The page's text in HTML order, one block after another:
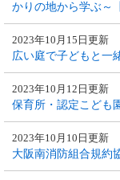
かりの地から学ぶ～
広い庭で子どもと一
2023年10月15日更新
保育所・認定こども
2023年10月12日更新
大阪南消防組合規約
2023年10月10日更新